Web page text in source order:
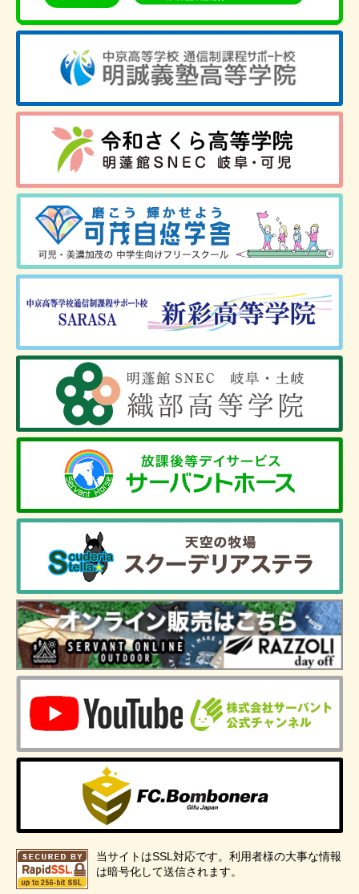
当サイトはSSL対応です。利用者様の大事な情報
は暗号化して送信されます。